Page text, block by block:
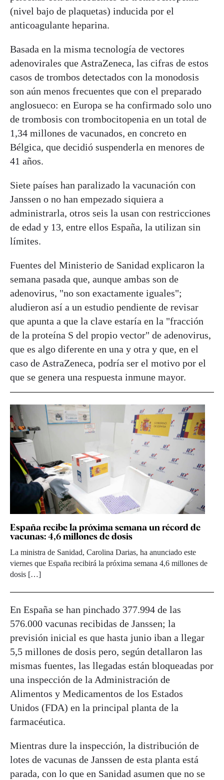
(nivel bajo de plaquetas) inducida por el
anticoagulante heparina.
Basada en la misma tecnología de vectores
adenovirales que AstraZeneca, las cifras de estos
casos de trombos detectados con la monodosis
son aún menos frecuentes que con el preparado
anglosueco: en Europa se ha confirmado solo uno
de trombosis con trombocitopenia en un total de
1,34 millones de vacunados, en concreto en
Bélgica, que decidió suspenderla en menores de
41 años.
Siete países han paralizado la vacunación con
Janssen o no han empezado siquiera a
administrarla, otros seis la usan con restricciones
de edad y 13, entre ellos España, la utilizan sin
límites.
Fuentes del Ministerio de Sanidad explicaron la
semana pasada que, aunque ambas son de
adenovirus, "no son exactamente iguales";
aludieron así a un estudio pendiente de revisar
que apunta a que la clave estaría en la "fracción
de la proteína S del propio vector" de adenovirus,
que es algo diferente en una y otra y que, en el
caso de AstraZeneca, podría ser el motivo por el
que se genera una respuesta inmune mayor.
España recibe la próxima semana un récord de
vacunas: 4,6 millones de dosis
La ministra de Sanidad, Carolina Darias, ha anunciado este
viernes que España recibirá la próxima semana 4,6 millones de
dosis […]
En España se han pinchado 377.994 de las
576.000 vacunas recibidas de Janssen; la
previsión inicial es que hasta junio iban a llegar
5,5 millones de dosis pero, según detallaron las
mismas fuentes, las llegadas están bloqueadas por
una inspección de la Administración de
Alimentos y Medicamentos de los Estados
Unidos (FDA) en la principal planta de la
farmacéutica.
Mientras dure la inspección, la distribución de
lotes de vacunas de Janssen de esta planta está
parada, con lo que en Sanidad asumen que no se